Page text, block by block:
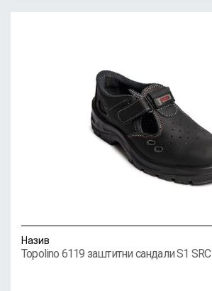
Назив
Topolino 6119 заштитни сандали S1 SRC